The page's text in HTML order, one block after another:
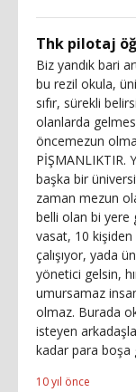
Thk pilotaj
Biz yandık bari
bu rezil okula,
sıfır, sürekli
olanlarda
öncemezun
PİŞMANLIKTIR.
başka bir
zaman mezun
belli olan bi yere
vasat, 10
çalışıyor, yada
yönetici gelsin,
umursamaz
olmaz. Burada
isteyen
kadar para boşa
10 yıl önce